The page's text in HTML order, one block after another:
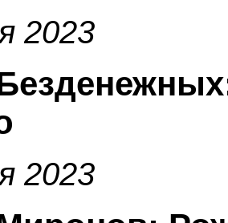
2023
2023